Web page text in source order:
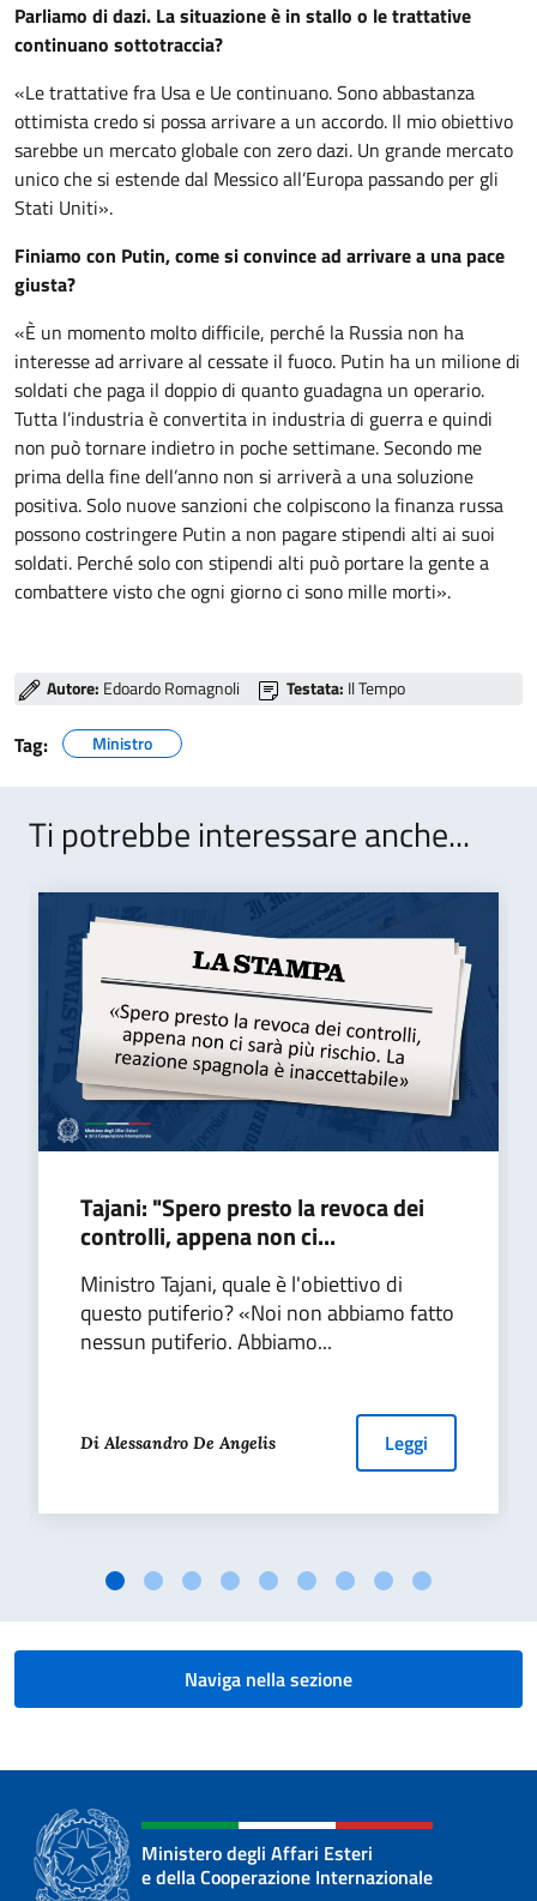
Parliamo di dazi. La situazione è in stallo o le trattative
continuano sottotraccia?
«Le trattative fra Usa e Ue continuano. Sono abbastanza
ottimista credo si possa arrivare a un accordo. Il mio obiettivo
sarebbe un mercato globale con zero dazi. Un grande mercato
unico che si estende dal Messico all’Europa passando per gli
Stati Uniti».
Finiamo con Putin, come si convince ad arrivare a una pace
giusta?
«È un momento molto difficile, perché la Russia non ha
interesse ad arrivare al cessate il fuoco. Putin ha un milione di
soldati che paga il doppio di quanto guadagna un operario.
Tutta l’industria è convertita in industria di guerra e quindi
non può tornare indietro in poche settimane. Secondo me
prima della fine dell’anno non si arriverà a una soluzione
positiva. Solo nuove sanzioni che colpiscono la finanza russa
possono costringere Putin a non pagare stipendi alti ai suoi
soldati. Perché solo con stipendi alti può portare la gente a
combattere visto che ogni giorno ci sono mille morti».
Autore: Edoardo Romagnoli Testata: Il Tempo
Tag: Ministro
Ti potrebbe interessare anche...
Tajani: "Spero presto la revoca dei
controlli, appena non ci...
Ministro Tajani, quale è l'obiettivo di
questo putiferio? «Noi non abbiamo fatto
nessun putiferio. Abbiamo...
Di Alessandro De Angelis Leggi
Naviga nella sezione
Ministero degli Affari Esteri
e della Cooperazione Internazionale